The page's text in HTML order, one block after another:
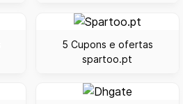
5 Cupons e ofertas
spartoo.pt